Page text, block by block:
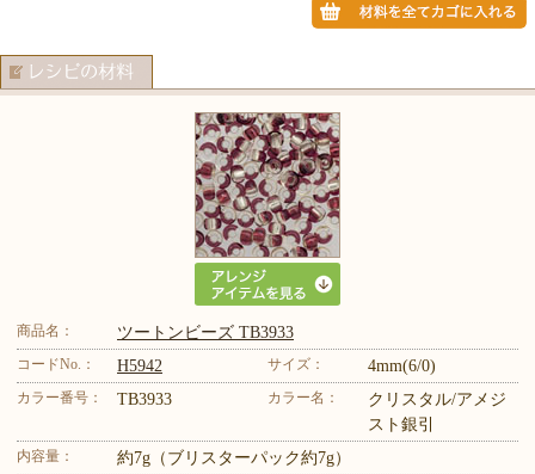
商品名： ツートンビーズ TB3933
コードNo.： H5942 サイズ： 4mm(6/0)
カラー番号： TB3933 カラー名：
クリスタル/アメジ
スト銀引
内容量： 約7g（ブリスターパック約7g）